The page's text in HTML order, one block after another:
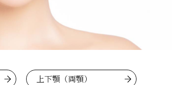
上下顎（両顎）